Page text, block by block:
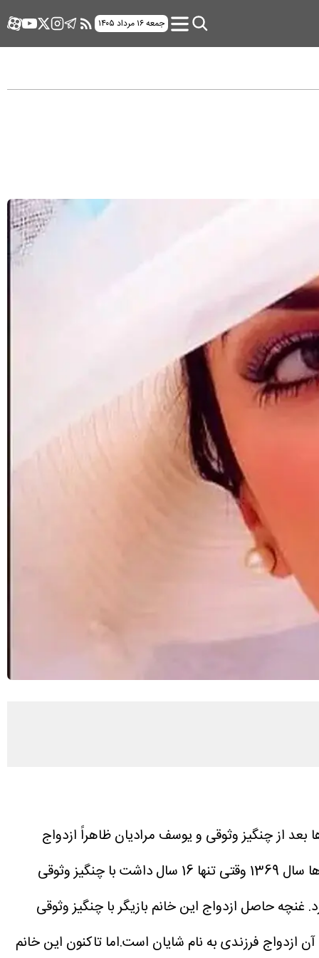
جمعه ۱۶ مرداد ۱۴۰۵
سارا خوئینی ها بعد از چنگیز وثوقی و یوسف مرادیان ظاهراً ازدواج
سارا خوئینی ها به مدت ۲ سال همسر چنگیز وثوقی بود سارا خوئینی ها سال 1369 وقتی تنها 16 سال داشت با چنگیز وثوقی
غنچه حاصل ازدواج این خانم بازیگر با چنگیز وثوقی
فرزندی به نام شایان است.اما تاکنون این خانم